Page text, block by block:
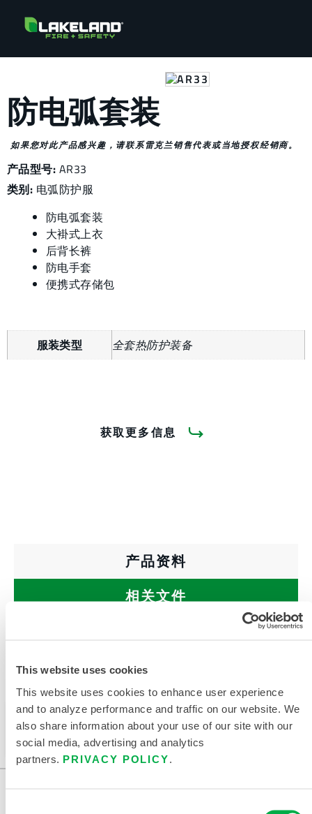
This website uses cookies
This website uses cookies to enhance user experience
and to analyze performance and traffic on our website. We
also share information about your use of our site with our
social media, advertising and analytics
partners. PRIVACY POLICY
防电弧套装
如果您对此产品感兴趣，请联系雷克兰销售代表或当地授权经销商。
产品型号: AR33
类别: 电弧防护服
防电弧套装
大褂式上衣
后背长裤
防电手套
便携式存储包
服装类型 全套热防护装备
获取更多信息
产品资料
相关文件
此产品通常不在您所在的区域销售。您可以在页面顶部
更改您的区域。